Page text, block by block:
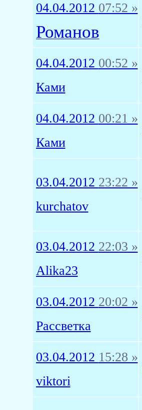
04.04.2012 07:52 »
Романов
04.04.2012 00:52 »
Ками
04.04.2012 00:21 »
Ками
03.04.2012 23:22 »
kurchatov
03.04.2012 22:03 »
Alika23
03.04.2012 20:02 »
Рассветка
03.04.2012 15:28 »
viktori